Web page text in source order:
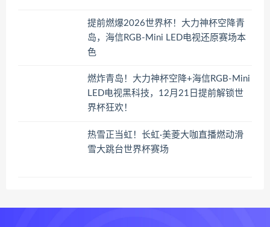
提前燃爆2026世界杯！大力神杯空降青
岛，海信RGB-Mini LED电视还原赛场本
色
燃炸青岛！大力神杯空降+海信RGB-Mini
LED电视黑科技，12月21日提前解锁世
界杯狂欢！
热雪正当虹！长虹·美菱大咖直播燃动滑
雪大跳台世界杯赛场